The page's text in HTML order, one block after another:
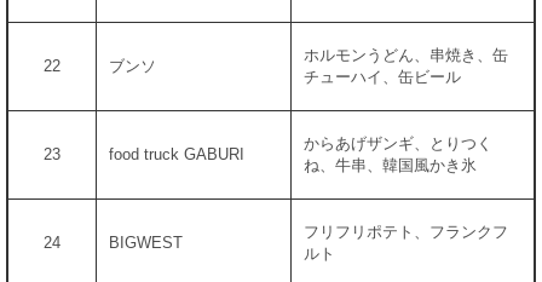
22 ブンソ
ホルモンうどん、串焼き、缶
チューハイ、缶ビール
23 food truck GABURI
からあげザンギ、とりつく
ね、牛串、韓国風かき氷
24 BIGWEST
フリフリポテト、フランクフ
ルト